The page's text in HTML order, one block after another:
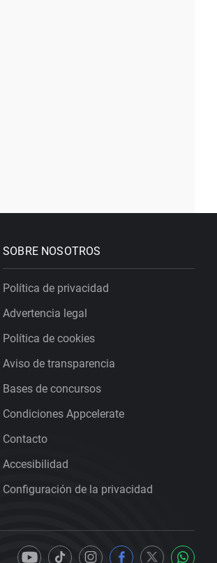
SOBRE NOSOTROS
Política de privacidad
Advertencia legal
Política de cookies
Aviso de transparencia
Bases de concursos
Condiciones Appcelerate
Contacto
Accesibilidad
Configuración de la privacidad